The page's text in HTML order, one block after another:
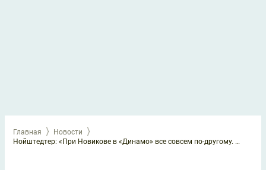
Главная
Новости
Нойштедтер: «При Новикове в «Динамо» все совсем по-другому. Приезжаешь на базу после матча, и пацаны даже иначе общаются друг с другом»